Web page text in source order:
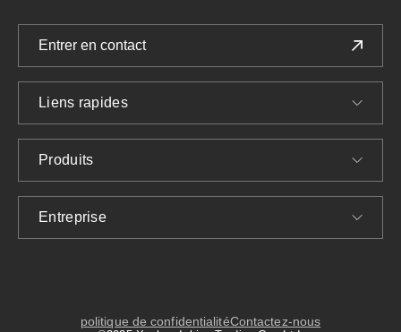
Entrer en contact
Liens rapides
Produits
Entreprise
politique de confidentialitéContactez-nous